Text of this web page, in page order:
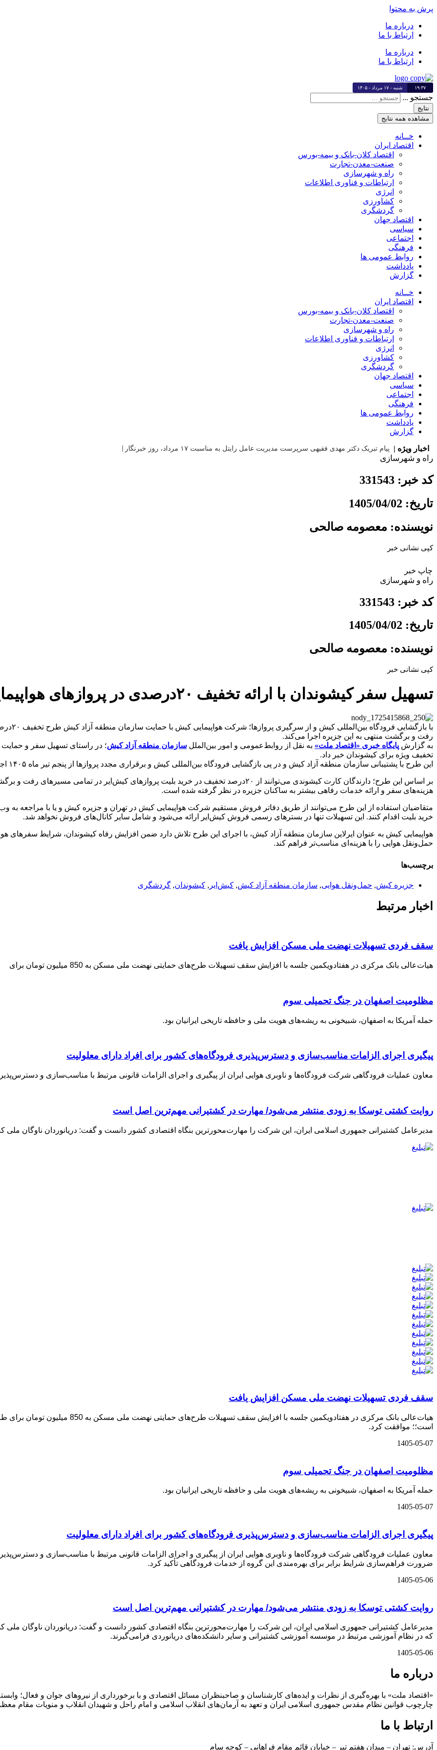
پرش به محتوا
درباره ما
ارتباط با ما
درباره ما
ارتباط با ما
۱۹:۳۷ شنبه - ۱۷ مرداد - ۱۴۰۵
جستجو ...
نتایج
مشاهده همه نتایج
خــانه
اقتصاد ایران
اقتصاد کلان-بانک و بیمه-بورس
صنعت-معدن-تجارت
راه و شهرسازی
ارتباطات و فناوری اطلاعات
انرژی
کشاورزی
گردشگری
اقتصاد جهان
سیاسی
اجتماعی
فرهنگی
روابط عمومی ها
یادداشت
گزارش
خــانه
اقتصاد ایران
اقتصاد کلان-بانک و بیمه-بورس
صنعت-معدن-تجارت
راه و شهرسازی
ارتباطات و فناوری اطلاعات
انرژی
کشاورزی
گردشگری
اقتصاد جهان
سیاسی
اجتماعی
فرهنگی
روابط عمومی ها
یادداشت
گزارش
اخبار ویژه | پیام تبریک دکتر مهدی فقیهی سرپرست مدیریت عامل رایتل به مناسبت ۱۷ مرداد، روز خبرنگار
راه و شهرسازی
کد خبر: 331543
تاریخ: 1405/04/02
نویسنده: معصومه صالحی
کپی نشانی خبر
چاپ خبر
راه و شهرسازی
کد خبر: 331543
تاریخ: 1405/04/02
نویسنده: معصومه صالحی
کپی نشانی خبر
تسهیل سفر کیشوندان با ارائه تخفیف ۲۰درصدی در پروازهای هواپیمایی کیش
با
رفت و برگشت منتهی به این جزیره اجرا می‌کند.
به گزارش پایگاه خبری «اقتصاد ملت» به نقل از روابط‌عمومی و امور بین‌الملل سازمان منطقه آزاد کیش؛ در راستای تسهیل سفر و
تخفیف ویژه برای کیشوندان خبر داد.
این طرح با پشتیبانی سازمان منطقه آزاد کیش و در پی بازگشایی فرودگاه بین‌المللی کیش و برقراری مجدد پروازها از پنجم تیر ماه ۱۴۰۵ اجرایی خواهد شد.
بر اساس این طرح؛ دارندگان کارت کیشوندی می‌توانند از ۲۰درصد تخفیف در خرید بلیت پروازهای کیش‌ایر
هزینه‌های سفر و ارائه خدمات رفاهی بیشتر به ساکنان جزیره در نظر گرفته شده است.
خرید بلیت اقدام کنند. این تسهیلات تنها در بسترهای رسمی فروش کیش‌ایر ارائه می‌شود و شامل سایر کانال‌های فروش نخواهد شد.
هواپیمایی کیش به عنوان ایرلاین سازمان منطقه آزاد کیش، با اجرای این طرح تلاش دارد ضمن افزایش رفاه کیشوندان، شرایط سفرهای
حمل‌ونقل هوایی را با هزینه‌ای مناسب‌تر فراهم کند.
برچسب‌ها
جزیره کیش, حمل‌ونقل هوایی, سازمان منطقه آزاد کیش, کیش‌ایر , کیشوندان, گردشگری
اخبار مرتبط
سقف فردی تسهیلات نهضت ملی مسکن افزایش یافت
هیات‌عالی بانک مرکزی در هفتادویکمین جلسه با افزایش سقف تسهیلات طرح‌های حمایتی نهضت ملی مسکن به 850 میلیون تومان برای
مظلومیت اصفهان در جنگ تحمیلی سوم
حمله آمریکا به اصفهان، شبیخونی به ریشه‌های هویت ملی و حافظه تاریخی ایرانیان بود.
پیگیری اجرای الزامات مناسب‌سازی و دسترس‌پذیری فرودگاه‌های کشور برای افراد دارای معلولیت
معاون عملیات فرودگاهی شرکت فرودگاه‌ها و ناوبری هوایی ایران از پیگیری و اجرای الزامات قانونی مرتبط با مناسب‌سازی و
روایت کشتی توسکا به زودی منتشر می‌شود/ مهارت در کشتیرانی مهم‌ترین اصل است
مدیرعامل کشتیرانی جمهوری اسلامی ایران، این شرکت را مهارت‌محورترین بنگاه اقتصادی کشور دانست و گفت: دریانوردان ناوگان ملی
سقف فردی تسهیلات نهضت ملی مسکن افزایش یافت
هیات‌عالی بانک مرکزی در هفتادویکمین جلسه
است؛؛ موافقت کرد.
1405-05-07
مظلومیت اصفهان در جنگ تحمیلی سوم
حمله آمریکا به اصفهان، شبیخونی به ریشه‌های هویت ملی و حافظه تاریخی ایرانیان بود.
1405-05-07
پیگیری اجرای الزامات مناسب‌سازی و دسترس‌پذیری فرودگاه‌های کشور برای افراد دارای معلولیت
معاون عملیات فرودگاهی شرکت فرودگاه‌ها و ناوبری هوایی ایران از پیگیری و اجرای الزامات قانونی مرتبط با مناسب‌سازی و
ضرورت فراهم‌سازی شرایط برابر برای بهره‌مندی این گروه از خدمات فرودگاهی تأکید کرد.
1405-05-06
روایت کشتی توسکا به زودی منتشر می‌شود/ مهارت در کشتیرانی مهم‌ترین اصل است
مدیرعامل کشتیرانی جمهوری اسلامی ایران، این شرکت را مهارت‌محورترین بنگاه اقتصادی کشور دانست و گفت: دریانوردان ناوگان
که در نظام آموزشی مرتبط در موسسه آموزشی کشتیرانی و سایر دانشکده‌های دریانوردی فرامی‌گیرند.
1405-05-06
درباره ما
«اقتصاد ملت» با بهره‌گیری از نظرات و ایده‌های کارشناسان و صاحبنظران مسائل اقتصادی و با برخورداری از نیروهای جوان و فعال؛
چارچوب قوانین نظام مقدس جمهوری اسلامی ایران و تعهد به آرمان‌های انقلاب اسلامی و امام راحل و شهیدان انقلاب و منویات مقام
ارتباط با ما
آدرس: تهران – میدان هفتم تیر – خیابان قائم مقام فراهانی – کوچه سام